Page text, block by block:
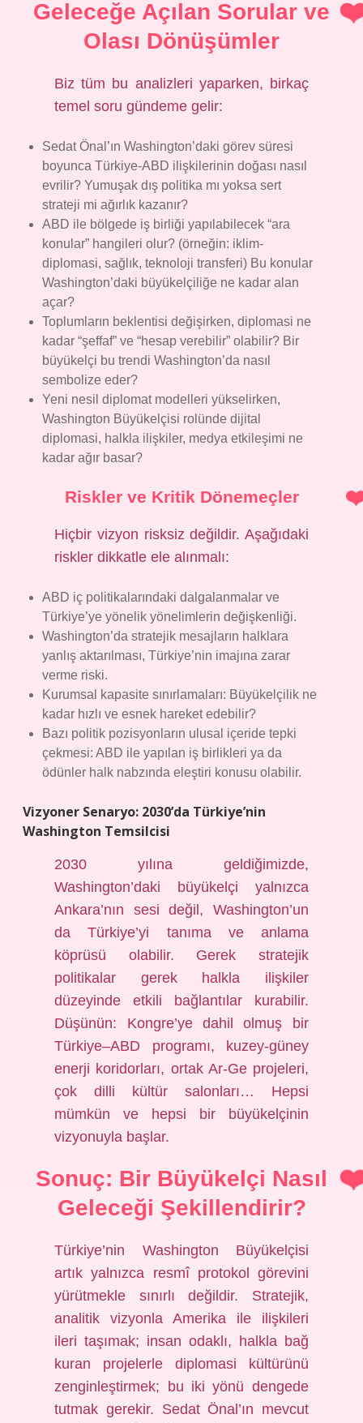
Geleceğe Açılan Sorular ve
Olası Dönüşümler
Biz tüm bu analizleri yaparken, birkaç
temel soru gündeme gelir:
Sedat Önal’ın Washington’daki görev süresi
boyunca Türkiye-ABD ilişkilerinin doğası nasıl
evrilir? Yumuşak dış politika mı yoksa sert
strateji mi ağırlık kazanır?
ABD ile bölgede iş birliği yapılabilecek “ara
konular” hangileri olur? (örneğin: iklim-
diplomasi, sağlık, teknoloji transferi) Bu konular
Washington’daki büyükelçiliğe ne kadar alan
açar?
Toplumların beklentisi değişirken, diplomasi ne
kadar “şeffaf” ve “hesap verebilir” olabilir? Bir
büyükelçi bu trendi Washington’da nasıl
sembolize eder?
Yeni nesil diplomat modelleri yükselirken,
Washington Büyükelçisi rolünde dijital
diplomasi, halkla ilişkiler, medya etkileşimi ne
kadar ağır basar?
Riskler ve Kritik Dönemeçler
Hiçbir vizyon risksiz değildir. Aşağıdaki
riskler dikkatle ele alınmalı:
ABD iç politikalarındaki dalgalanmalar ve
Türkiye’ye yönelik yönelimlerin değişkenliği.
Washington’da stratejik mesajların halklara
yanlış aktarılması, Türkiye’nin imajına zarar
verme riski.
Kurumsal kapasite sınırlamaları: Büyükelçilik ne
kadar hızlı ve esnek hareket edebilir?
Bazı politik pozisyonların ulusal içeride tepki
çekmesi: ABD ile yapılan iş birlikleri ya da
ödünler halk nabzında eleştiri konusu olabilir.
Vizyoner Senaryo: 2030’da Türkiye’nin
Washington Temsilcisi
2030 yılına geldiğimizde,
Washington’daki büyükelçi yalnızca
Ankara’nın sesi değil, Washington’un
da Türkiye’yi tanıma ve anlama
köprüsü olabilir. Gerek stratejik
politikalar gerek halkla ilişkiler
düzeyinde etkili bağlantılar kurabilir.
Düşünün: Kongre’ye dahil olmuş bir
Türkiye–ABD programı, kuzey-güney
enerji koridorları, ortak Ar-Ge projeleri,
çok dilli kültür salonları… Hepsi
mümkün ve hepsi bir büyükelçinin
vizyonuyla başlar.
Sonuç: Bir Büyükelçi Nasıl
Geleceği Şekillendirir?
Türkiye’nin Washington Büyükelçisi
artık yalnızca resmî protokol görevini
yürütmekle sınırlı değildir. Stratejik,
analitik vizyonla Amerika ile ilişkileri
ileri taşımak; insan odaklı, halkla bağ
kuran projelerle diplomasi kültürünü
zenginleştirmek; bu iki yönü dengede
tutmak gerekir. Sedat Önal’ın mevcut